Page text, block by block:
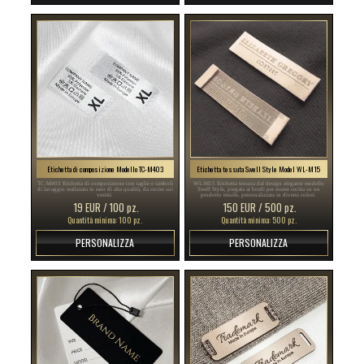
Etichetta di composizione Modello TC-M403
TC-M403 Etichetta di composizione con taglie e simboli
di lavaggio realizzata in raso di alta qualità, da cucire sui
vestiti.
19 EUR / 100 pz.
Quantità minima: 100 pz.
PERSONALIZZA
Etichetta tessuta Swell Style Model WL-M15
WL-M15 Etichetta tessuta dal design elegante modello
Swell Style, piegata ai bordi per essere cucita su un
prodotto tessile, personalizzata in diversi colori.
150 EUR / 500 pz.
Quantità minima: 500 pz.
PERSONALIZZA